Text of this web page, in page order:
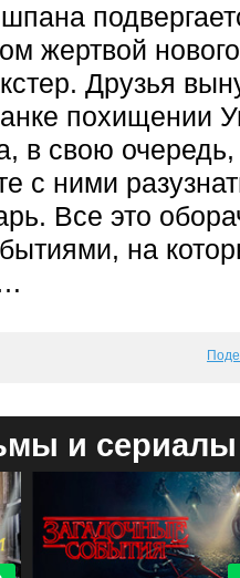
жертвой
Друзья
похищении
в свою очередь,
с ними
Все это
на
и сериалы